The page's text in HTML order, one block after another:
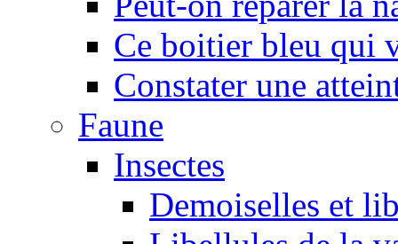
Ce boitier bleu qui
Constater une
Faune
Insectes
Demoiselles et